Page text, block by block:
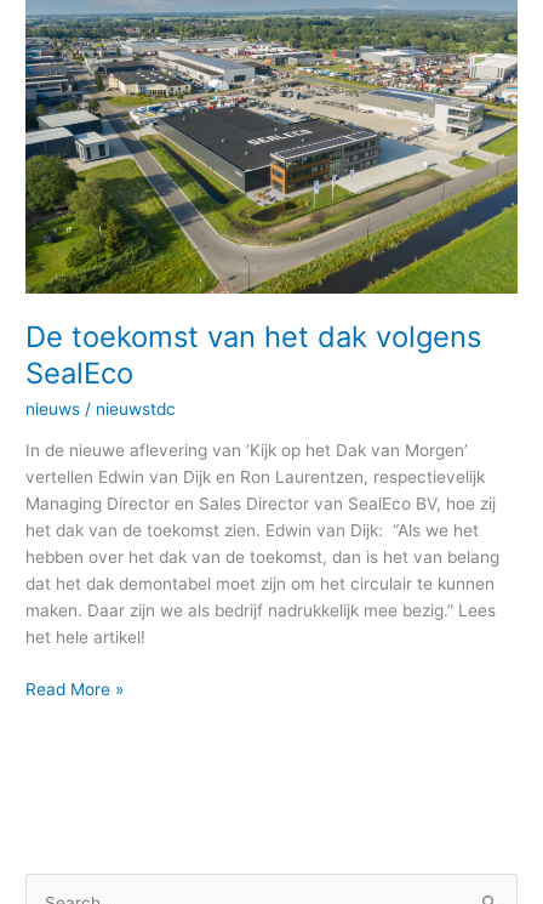
De toekomst van het dak volgens
SealEco
nieuws / nieuwstdc
In de nieuwe aflevering van ‘Kijk op het Dak van Morgen’
vertellen Edwin van Dijk en Ron Laurentzen, respectievelijk
Managing Director en Sales Director van SealEco BV, hoe zij
het dak van de toekomst zien. Edwin van Dijk: “Als we het
hebben over het dak van de toekomst, dan is het van belang
dat het dak demontabel moet zijn om het circulair te kunnen
maken. Daar zijn we als bedrijf nadrukkelijk mee bezig.” Lees
het hele artikel!
van
het
dak
volgens
SealEco
Read More »